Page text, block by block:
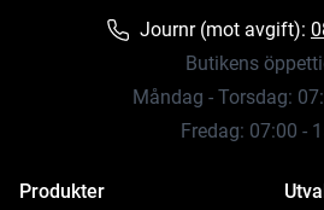
Journr (mot avgift):
Butikens
Måndag - Torsdag:
Fredag: 07:00 -
Produkter